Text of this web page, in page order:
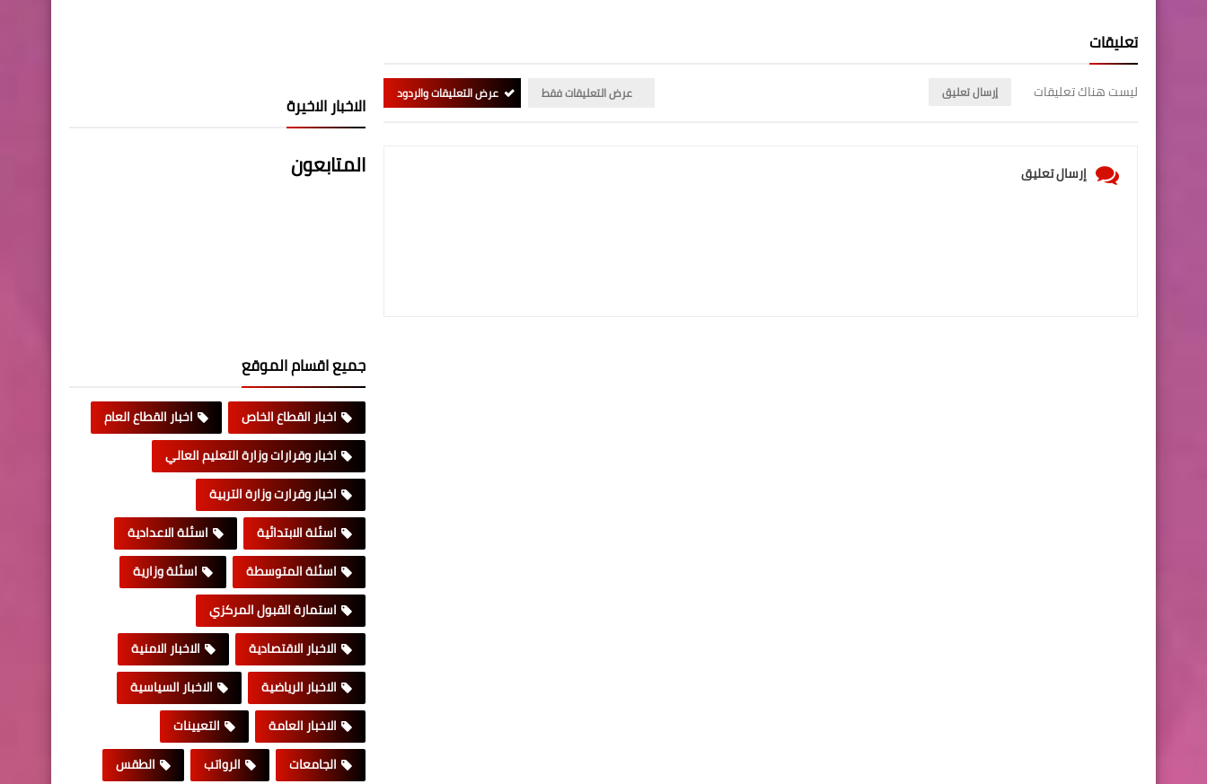
تعليقات
ليست هناك تعليقات إرسال تعليق عرض التعليقات فقط عرض التعليقات والردود
إرسال تعليق
الاخبار الاخيرة
المتابعون
جميع اقسام الموقع
اخبار القطاع الخاص
اخبار القطاع العام
اخبار وقرارات وزارة التعليم العالي
اخبار وقرارت وزارة التربية
اسئلة الابتدائية
اسئلة الاعدادية
اسئلة المتوسطة
اسئلة وزارية
استمارة القبول المركزي
الاخبار الاقتصادية
الاخبار الامنية
الاخبار الرياضية
الاخبار السياسية
الاخبار العامة
التعيينات
الجامعات
الرواتب الطقس